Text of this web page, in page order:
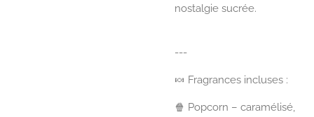
nostalgie sucrée.
---
🍬 Fragrances incluses :
🍿 Popcorn – caramélisé,